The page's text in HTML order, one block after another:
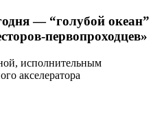
— “голубой океан”
первопроходцев»
исполнительным
акселератора